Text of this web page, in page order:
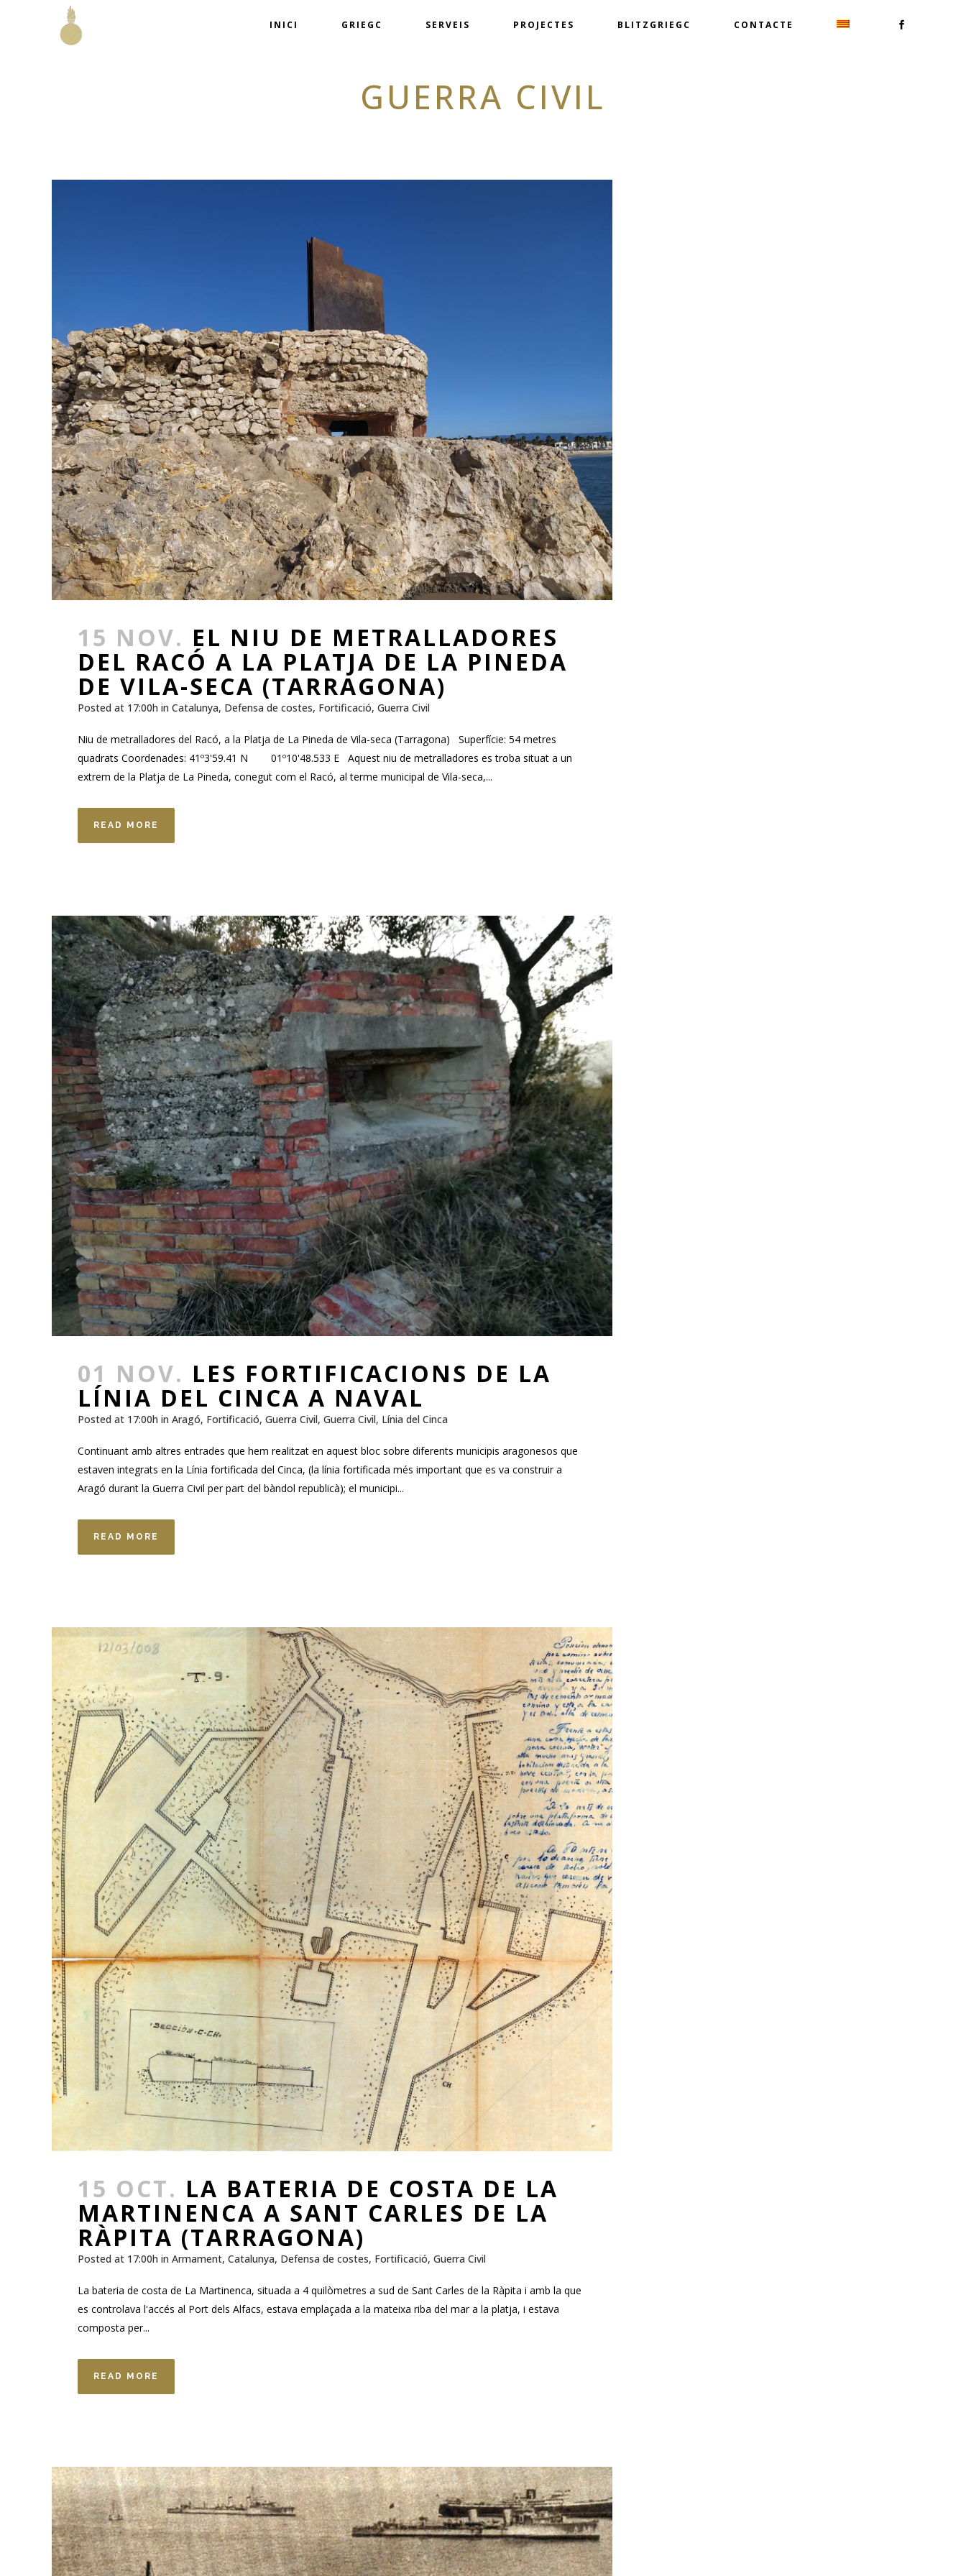
INICI GRIEGC SERVEIS PROJECTES BLITZGRIEGC CONTACTE
GUERRA CIVIL
15 NOV. EL NIU DE METRALLADORES
DEL RACÓ A LA PLATJA DE LA PINEDA
DE VILA-SECA (TARRAGONA)
Posted at 17:00h in Catalunya, Defensa de costes, Fortificació, Guerra Civil
Niu de metralladores del Racó, a la Platja de La Pineda de Vila-seca (Tarragona) Superfície: 54 metres
quadrats Coordenades: 41º3'59.41 N 01º10'48.533 E Aquest niu de metralladores es troba situat a un
extrem de la Platja de La Pineda, conegut com el Racó, al terme municipal de Vila-seca,...
READ MORE
01 NOV. LES FORTIFICACIONS DE LA
LÍNIA DEL CINCA A NAVAL
Posted at 17:00h in Aragó, Fortificació, Guerra Civil, Guerra Civil, Línia del Cinca
Continuant amb altres entrades que hem realitzat en aquest bloc sobre diferents municipis aragonesos que
estaven integrats en la Línia fortificada del Cinca, (la línia fortificada més important que es va construir a
Aragó durant la Guerra Civil per part del bàndol republicà); el municipi...
READ MORE
15 OCT. LA BATERIA DE COSTA DE LA
MARTINENCA A SANT CARLES DE LA
RÀPITA (TARRAGONA)
Posted at 17:00h in Armament, Catalunya, Defensa de costes, Fortificació, Guerra Civil
La bateria de costa de La Martinenca, situada a 4 quilòmetres a sud de Sant Carles de la Ràpita i amb la que
es controlava l'accés al Port dels Alfacs, estava emplaçada a la mateixa riba del mar a la platja, i estava
composta per...
READ MORE